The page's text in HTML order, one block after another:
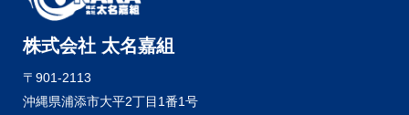
株式会社 太名嘉組
〒901-2113
沖縄県浦添市大平2丁目1番1号